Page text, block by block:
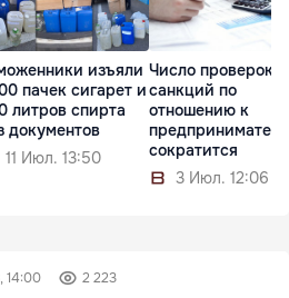
изъяли
пачек сигарет и
литров спирта
документов
11 Июл. 13:50
Число проверок и
санкций по
отношению к
сократится
3 Июл. 12:06
14:00 2 223